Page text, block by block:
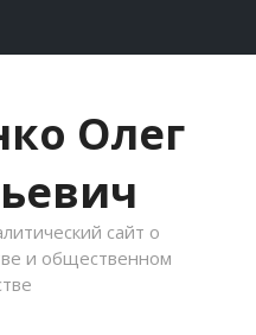
Олег
сайт о
и общественном